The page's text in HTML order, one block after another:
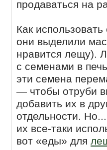
продаваться на
Как
они выделили
нравится лещу).
с семенами в
эти семена
— чтобы отруби
добавить их в
отдельности.
их все-таки
вот «еды» для